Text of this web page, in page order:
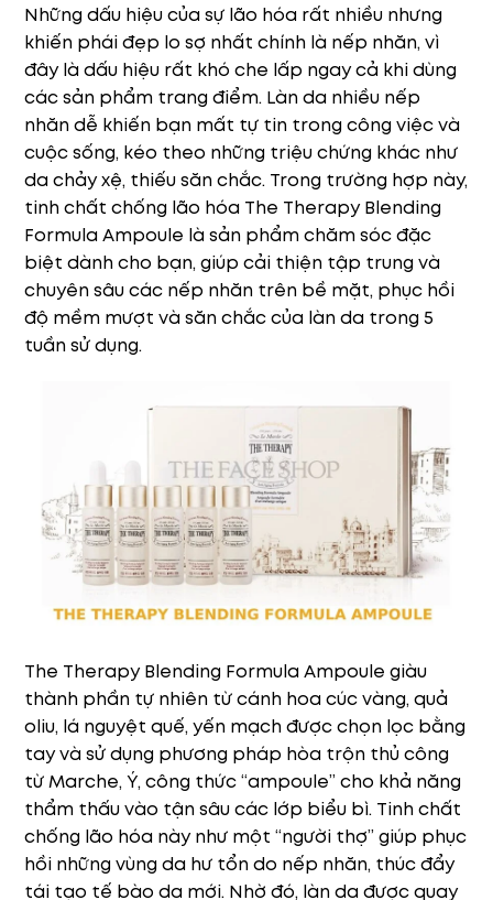
Những dấu hiệu của sự lão hóa rất nhiều nhưng
khiến phái đẹp lo sợ nhất chính là nếp nhăn, vì
đây là dấu hiệu rất khó che lấp ngay cả khi dùng
các sản phẩm trang điểm. Làn da nhiều nếp
nhăn dễ khiến bạn mất tự tin trong công việc và
cuộc sống, kéo theo những triệu chứng khác như
da chảy xệ, thiếu săn chắc. Trong trường hợp này,
tinh chất chống lão hóa The Therapy Blending
Formula Ampoule là sản phẩm chăm sóc đặc
biệt dành cho bạn, giúp cải thiện tập trung và
chuyên sâu các nếp nhăn trên bề mặt, phục hồi
độ mềm mượt và săn chắc của làn da trong 5
tuần sử dụng.
The Therapy Blending Formula Ampoule giàu
thành phần tự nhiên từ cánh hoa cúc vàng, quả
oliu, lá nguyệt quế, yến mạch được chọn lọc bằng
tay và sử dụng phương pháp hòa trộn thủ công
từ Marche, Ý, công thức “ampoule” cho khả năng
thẩm thấu vào tận sâu các lớp biểu bì. Tinh chất
chống lão hóa này như một “người thợ” giúp phục
hồi những vùng da hư tổn do nếp nhăn, thúc đẩy
tái tạo tế bào da mới. Nhờ đó, làn da được quay